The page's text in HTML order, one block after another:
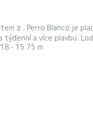
z . Perro Blanco je
s celkovým komfortem a kapacitou
bude vaším nejlepším
15.75 m